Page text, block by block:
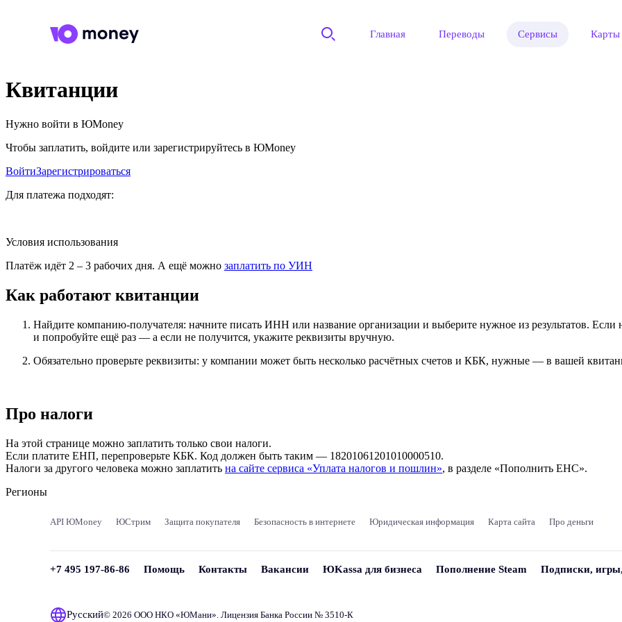
Главная Переводы Сервисы Карты
Квитанции
Нужно войти в ЮMoney
Чтобы заплатить, войдите или зарегистрируйтесь в ЮMoney
ВойтиЗарегистрироваться
Для платежа подходят:
Условия использования
Платёж идёт 2 – 3 рабочих дня. А ещё можно заплатить по УИН
Как работают квитанции
Найдите компанию-получателя: начните писать ИНН или название организации и выберите нужное из результатов.
и попробуйте ещё раз — а если не получится, укажите реквизиты вручную.
Обязательно проверьте реквизиты: у компании может быть несколько расчётных счетов и КБК, нужные — в вашей
Про налоги
На этой странице можно заплатить только свои налоги.
Если платите ЕНП, перепроверьте КБК. Код должен быть таким — 18201061201010000510.
Налоги за другого человека можно заплатить на сайте сервиса «Уплата налогов и пошлин», в разделе «Пополнить ЕНС».
Регионы
API ЮMoney ЮСтрим Защита покупателя Безопасность в интернете Юридическая информация Карта сайта Про деньги
+7 495 197-86-86 Помощь Контакты Вакансии ЮKassa для бизнеса Пополнение Steam Подписки,
Русский© 2026 ООО НКО «ЮМани». Лицензия Банка России № 3510‑К